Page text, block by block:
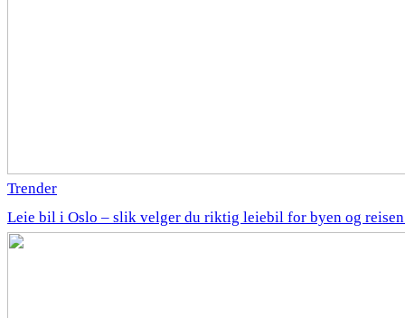
Trender
Leie bil i Oslo – slik velger du riktig leiebil for byen og